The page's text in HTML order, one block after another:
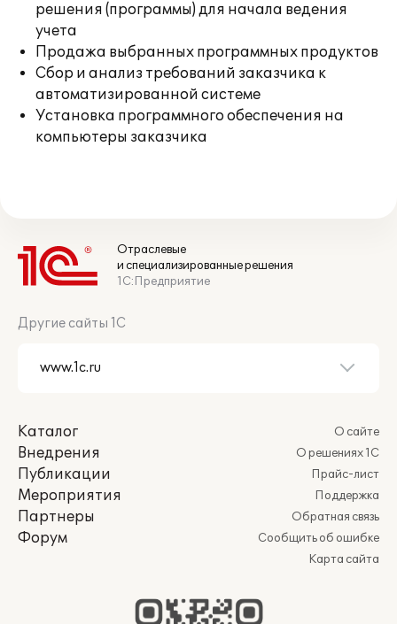
решения (программы) для начала ведения
учета
Продажа выбранных программных продуктов
Сбор и анализ требований заказчика к
автоматизированной системе
Установка программного обеспечения на
компьютеры заказчика
Отраслевые
и специализированные решения
1С:Предприятие
Другие сайты 1С
Каталог
Внедрения
Публикации
Мероприятия
Партнеры
Форум
О сайте
О решениях 1С
Прайс-лист
Поддержка
Обратная связь
Сообщить об ошибке
Карта сайта